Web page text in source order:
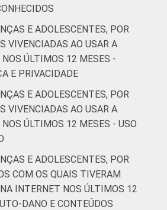
E ADOLESCENTES, POR
VIVENCIADAS AO USAR A
ÚLTIMOS 12 MESES -
E PRIVACIDADE
E ADOLESCENTES, POR
VIVENCIADAS AO USAR A
ÚLTIMOS 12 MESES - USO
E ADOLESCENTES, POR
COM OS QUAIS TIVERAM
INTERNET NOS ÚLTIMOS 12
DANO E CONTEÚDOS